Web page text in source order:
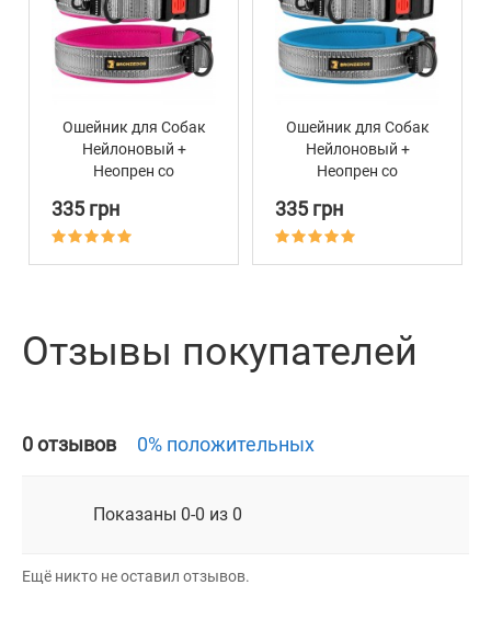
Ошейник для Собак
Нейлоновый +
Неопрен со
BronzeDog Sport Серо -
Розовый
335 грн
Ошейник для Собак
Нейлоновый +
Неопрен со
BronzeDog Sport Серо -
Голубой
335 грн
Отзывы покупателей
0 отзывов 0% положительных
Показаны 0-0 из 0
Ещё никто не оставил отзывов.